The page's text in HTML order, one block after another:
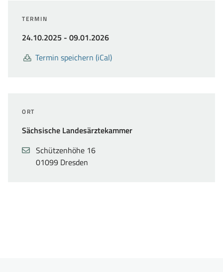
TERMIN
24.10.2025 - bis
09.01.2026
Termin speichern (iCal)
ORT
Sächsische Landesärztekammer
Adresse
Schützenhöhe 16,
01099 Dresden